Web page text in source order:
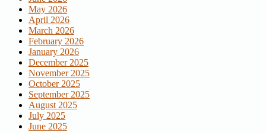
May 2026
April 2026
March 2026
February 2026
January 2026
December 2025
November 2025
October 2025
September 2025
August 2025
July 2025
June 2025